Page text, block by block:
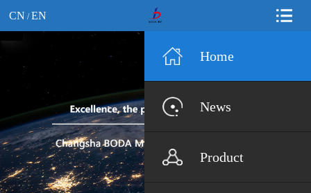
CN / EN
Home
News
Product